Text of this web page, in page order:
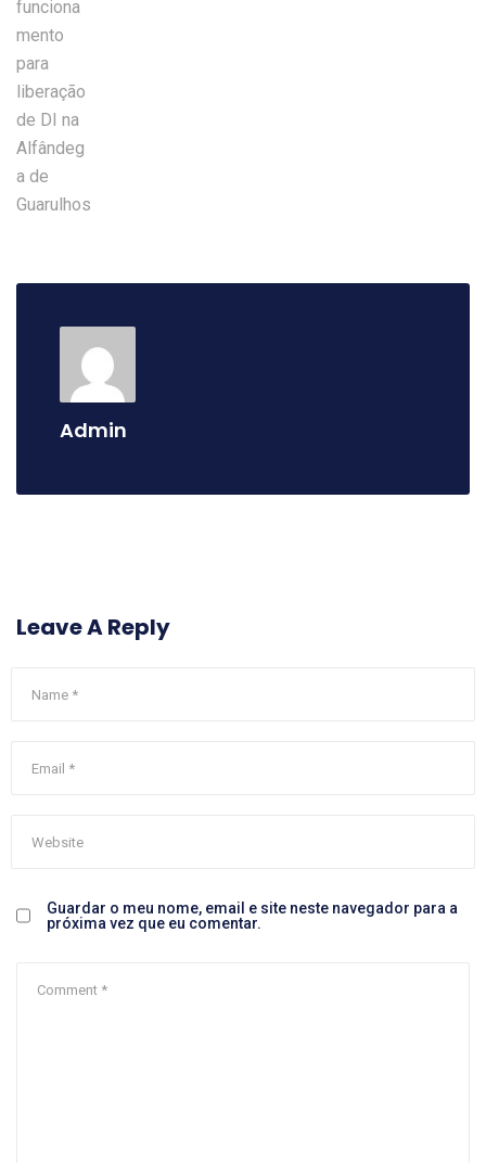
Admin
Leave A Reply
Guardar o meu nome, email e site neste navegador para a
próxima vez que eu comentar.